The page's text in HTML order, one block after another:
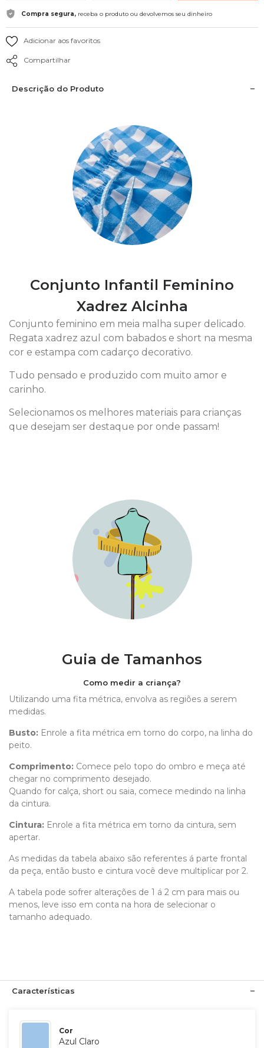
Compra segura, receba o produto ou devolvemos seu dinheiro
Adicionar aos favoritos
Compartilhar
Descrição do Produto
Conjunto Infantil Feminino
Xadrez Alcinha
Conjunto feminino em meia malha super delicado.
Regata xadrez azul com babados e short na mesma
cor e estampa com cadarço decorativo.
Tudo pensado e produzido com muito amor e
carinho.
Selecionamos os melhores materiais para crianças
que desejam ser destaque por onde passam!
Guia de Tamanhos
Como medir a criança?
Utilizando uma fita métrica, envolva as regiões a serem
medidas.
Busto: Enrole a fita métrica em torno do corpo, na linha do
peito.
Comprimento: Comece pelo topo do ombro e meça até
chegar no comprimento desejado.
Quando for calça, short ou saia, comece medindo na linha
da cintura.
Cintura: Enrole a fita métrica em torno da cintura, sem
apertar.
As medidas da tabela abaixo são referentes á parte frontal
da peça, então busto e cintura você deve multiplicar por 2.
A tabela pode sofrer alterações de 1 á 2 cm para mais ou
menos, leve isso em conta na hora de selecionar o
tamanho adequado.
Características
Cor
Azul Claro